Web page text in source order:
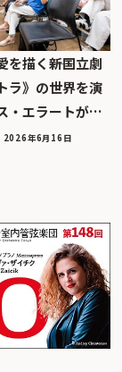
描く――新国立劇
ラ》の世界を演
・エラートが…
2026年6月16日